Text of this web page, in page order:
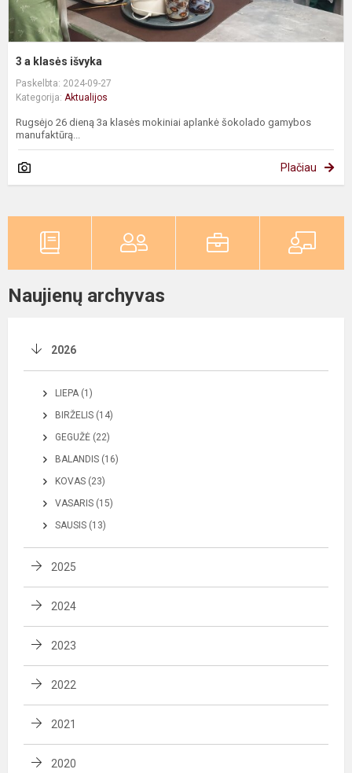
3 a klasės išvyka
Paskelbta: 2024-09-27
Kategorija: Aktualijos
Rugsėjo 26 dieną 3a klasės mokiniai aplankė šokolado gamybos
manufaktūrą...
Plačiau
Naujienų archyvas
2026
LIEPA (1)
BIRŽELIS (14)
GEGUŽĖ (22)
BALANDIS (16)
KOVAS (23)
VASARIS (15)
SAUSIS (13)
2025
2024
2023
2022
2021
2020